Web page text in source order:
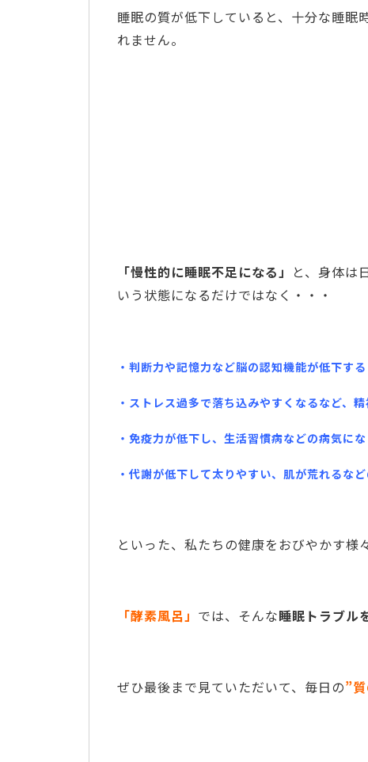
睡眠の質が低下していると、十分な睡眠
れません。
「慢性的に睡眠不足になる」 と、身体は
いう状態になるだけではなく・・・
・判断力や記憶力など脳の認知機能が低下する
・ストレス過多で落ち込みやすくなるなど、
・免疫力が低下し、生活習慣病などの病気に
・代謝が低下して太りやすい、肌が荒れるな
といった、私たちの健康をおびやかす様
「酵素風呂」 では、そんな睡眠トラブル
ぜひ最後まで見ていただいて、毎日の”